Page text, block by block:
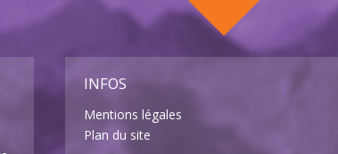
INFOS
Mentions légales
Plan du site